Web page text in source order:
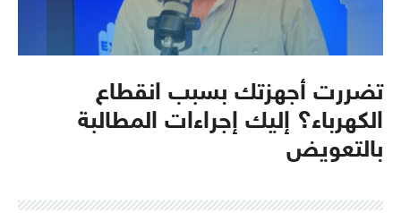
تضررت أجهزتك بسبب انقطاع
الكهرباء؟ إليك إجراءات المطالبة
بالتعويض